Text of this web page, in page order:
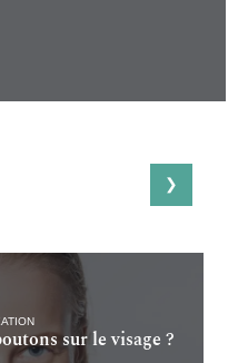
sur le visage ?